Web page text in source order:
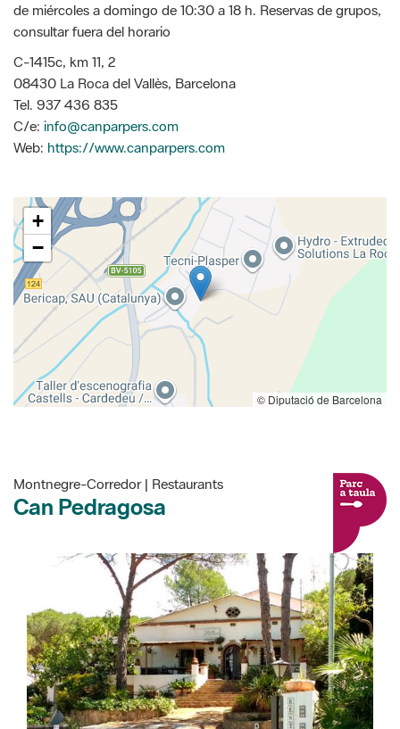
de miércoles a domingo de 10:30 a 18 h. Reservas de grupos,
consultar fuera del horario
C-1415c, km 11, 2
08430 La Roca del Vallès, Barcelona
Tel. 937 436 835
C/e: info@canparpers.com
Web: https://www.canparpers.com
+
−
© Diputació de Barcelona
Montnegre-Corredor | Restaurants
Can Pedragosa